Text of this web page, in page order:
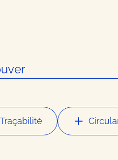
stratégique
Traçabilité